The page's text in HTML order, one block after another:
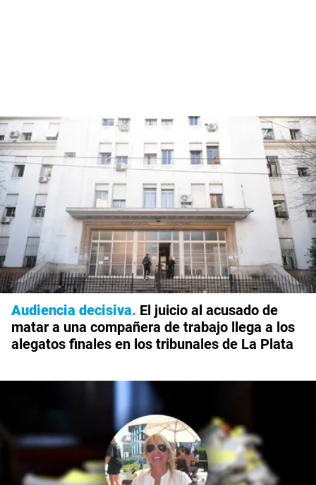
Audiencia decisiva El juicio al acusado de
matar a una compañera de trabajo llega a los
alegatos finales en los tribunales de La Plata